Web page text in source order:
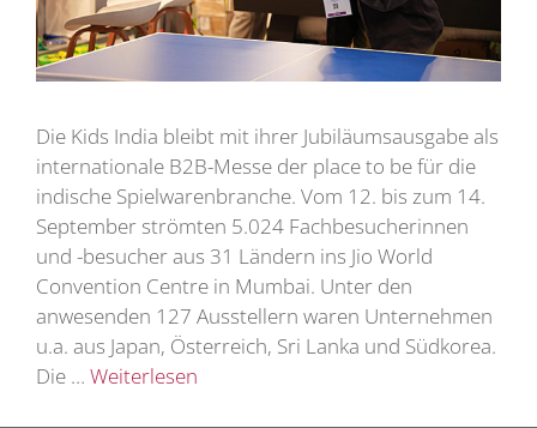
Die Kids India bleibt mit ihrer Jubiläumsausgabe als
internationale B2B-Messe der place to be für die
indische Spielwarenbranche. Vom 12. bis zum 14.
September strömten 5.024 Fachbesucherinnen
und -besucher aus 31 Ländern ins Jio World
Convention Centre in Mumbai. Unter den
anwesenden 127 Ausstellern waren Unternehmen
u.a. aus Japan, Österreich, Sri Lanka und Südkorea.
Die … Weiterlesen